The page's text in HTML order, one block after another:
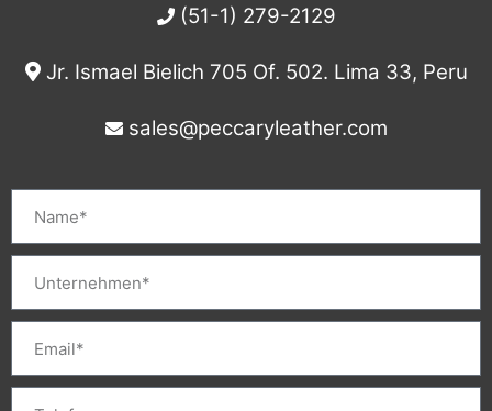
(51-1) 279-2129
Jr. Ismael Bielich 705 Of. 502. Lima 33, Peru
sales@peccaryleather.com